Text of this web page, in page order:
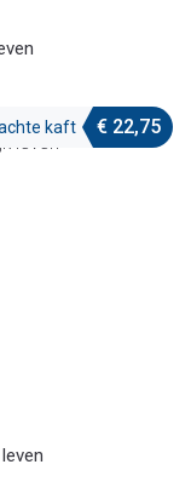
kaft € 22,75